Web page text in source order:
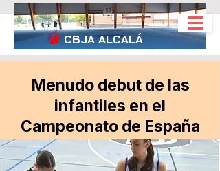
CBJA ALCALÁ
Menudo debut de las
infantiles en el
Campeonato de España